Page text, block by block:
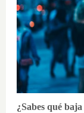
¿Sabes qué